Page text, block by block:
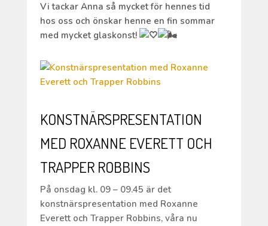
Vi tackar Anna så mycket för hennes tid
hos oss och önskar henne en fin sommar
med mycket glaskonst!
KONSTNÄRSPRESENTATION
MED ROXANNE EVERETT OCH
TRAPPER ROBBINS
På onsdag kl. 09 – 09.45 är det
konstnärspresentation med Roxanne
Everett och Trapper Robbins, våra nu